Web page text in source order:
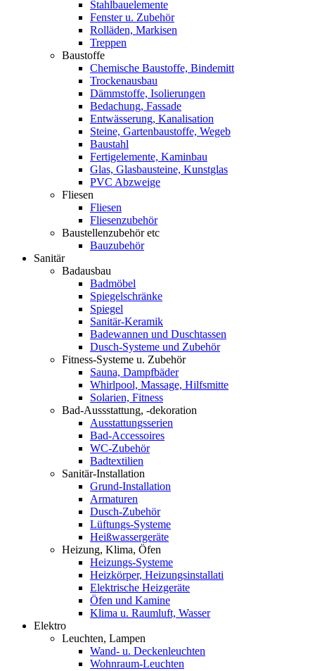
Stahlbauelemente
Fenster u. Zubehör
Rolläden, Markisen
Treppen
Baustoffe
Chemische Baustoffe, Bindemitt
Trockenausbau
Dämmstoffe, Isolierungen
Bedachung, Fassade
Entwässerung, Kanalisation
Steine, Gartenbaustoffe, Wegeb
Baustahl
Fertigelemente, Kaminbau
Glas, Glasbausteine, Kunstglas
PVC Abzweige
Fliesen
Fliesen
Fliesenzubehör
Baustellenzubehör etc
Bauzubehör
Sanitär
Badausbau
Badmöbel
Spiegelschränke
Spiegel
Sanitär-Keramik
Badewannen und Duschtassen
Dusch-Systeme und Zubehör
Fitness-Systeme u. Zubehör
Sauna, Dampfbäder
Whirlpool, Massage, Hilfsmitte
Solarien, Fitness
Bad-Aussstattung, -dekoration
Ausstattungsserien
Bad-Accessoires
WC-Zubehör
Badtextilien
Sanitär-Installation
Grund-Installation
Armaturen
Dusch-Zubehör
Lüftungs-Systeme
Heißwassergeräte
Heizung, Klima, Öfen
Heizungs-Systeme
Heizkörper, Heizungsinstallati
Elektrische Heizgeräte
Öfen und Kamine
Klima u. Raumluft, Wasser
Elektro
Leuchten, Lampen
Wand- u. Deckenleuchten
Wohnraum-Leuchten